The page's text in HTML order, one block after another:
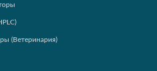
(Ветеринария)